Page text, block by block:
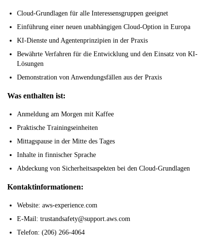
Cloud-Grundlagen für alle Interessensgruppen geeignet
Einführung einer neuen unabhängigen Cloud-Option in Europa
KI-Dienste und Agentenprinzipien in der Praxis
Bewährte Verfahren für die Entwicklung und den Einsatz von KI-
Lösungen
Demonstration von Anwendungsfällen aus der Praxis
Was enthalten ist:
Anmeldung am Morgen mit Kaffee
Praktische Trainingseinheiten
Mittagspause in der Mitte des Tages
Inhalte in finnischer Sprache
Abdeckung von Sicherheitsaspekten bei den Cloud-Grundlagen
Kontaktinformationen:
Website: aws-experience.com
E-Mail: trustandsafety@support.aws.com
Telefon: (206) 266-4064